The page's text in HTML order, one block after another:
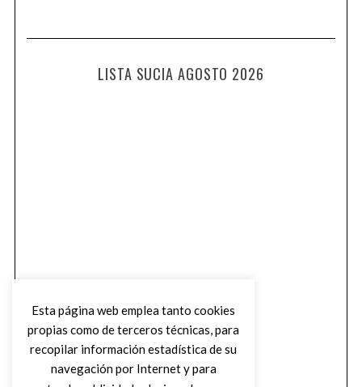
LISTA SUCIA AGOSTO 2026
Esta página web emplea tanto cookies
propias como de terceros técnicas, para
recopilar información estadística de su
navegación por Internet y para